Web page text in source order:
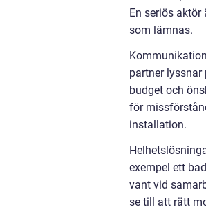
En seriös
som lämnas.
partner
budget och
för
installation.
exempel ett
vant vid
se till att rätt